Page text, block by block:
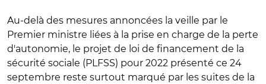
Au-delà des mesures annoncées la veille par le
Premier ministre liées à la prise en charge de la perte
d'autonomie, le projet de loi de financement de la
sécurité sociale (PLFSS) pour 2022 présenté ce 24
septembre reste surtout marqué par les suites de la